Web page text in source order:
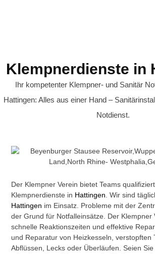
Klempnerdienste in
Ihr kompetenter Klempner- und Sanitär
Hattingen: Alles aus einer Hand –
Notdienst.
Der Klempner Verein bietet Teams
Klempnerdienste in Hattingen. Wir sind
Hattingen im Einsatz. Probleme mit der
der Grund für Notfalleinsätze. Der Klempner
schnelle Reaktionszeiten und effektive
und Reparatur von Heizkesseln, verstopften
Abflüssen, Lecks oder Überläufen. Seien